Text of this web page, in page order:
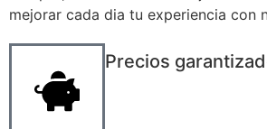
mejorar cada dia tu experiencia con
Precios